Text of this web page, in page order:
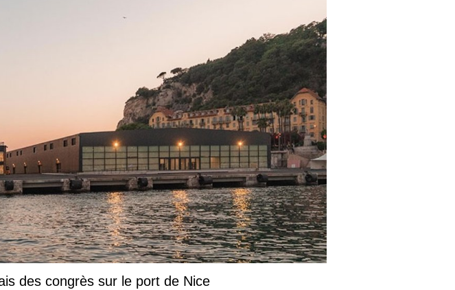
des congrès sur le port de Nice